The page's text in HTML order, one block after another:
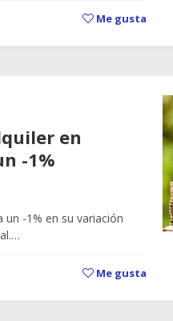
Me gusta
en
-1%
un -1% en su variación
Me gusta